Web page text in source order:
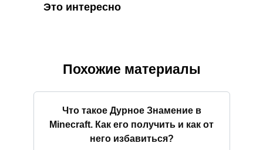
Это интересно
Похожие материалы
Что такое Дурное Знамение в
Minecraft. Как его получить и как от
него избавиться?